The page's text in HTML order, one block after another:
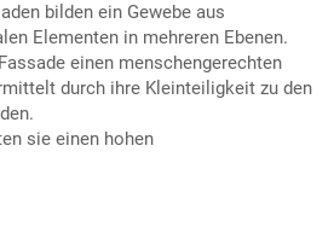
bilden ein Gewebe aus
Elementen in mehreren Ebenen.
einen menschengerechten
durch ihre Kleinteiligkeit zu den
sie einen hohen